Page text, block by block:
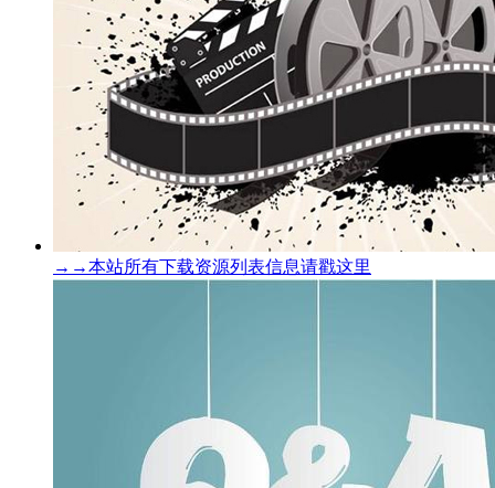
→→本站所有下载资源列表信息请戳这里